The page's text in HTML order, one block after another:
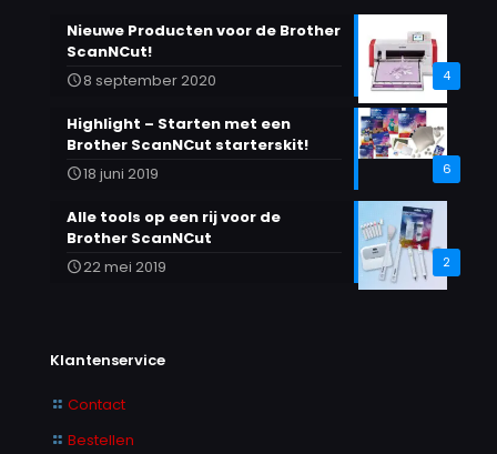
4
Nieuwe Producten voor de Brother
ScanNCut!
8 september 2020
6
Highlight – Starten met een
Brother ScanNCut starterskit!
18 juni 2019
2
Alle tools op een rij voor de
Brother ScanNCut
22 mei 2019
Klantenservice
Contact
Bestellen